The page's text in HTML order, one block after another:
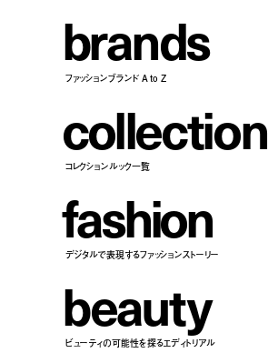
brands
ファッションブランド A to Z
collection
コレクションルック一覧
fashion
デジタルで表現するファッションストーリー
beauty
ビューティの可能性を探るエディトリアル